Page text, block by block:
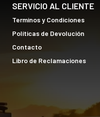
SERVICIO AL CLIENTE
Terminos y Condiciones
Políticas de Devolución
Contacto
Libro de Reclamaciones